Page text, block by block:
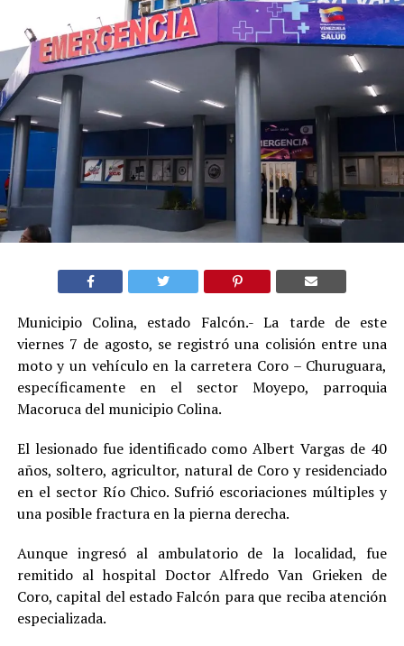
Municipio Colina, estado Falcón.- La tarde de este
viernes 7 de agosto, se registró una colisión entre una
moto y un vehículo en la carretera Coro – Churuguara,
específicamente en el sector Moyepo, parroquia
Macoruca del municipio Colina.
El lesionado fue identificado como Albert Vargas de 40
años, soltero, agricultor, natural de Coro y residenciado
en el sector Río Chico. Sufrió escoriaciones múltiples y
una posible fractura en la pierna derecha.
Aunque ingresó al ambulatorio de la localidad, fue
remitido al hospital Doctor Alfredo Van Grieken de
Coro, capital del estado Falcón para que reciba atención
especializada.